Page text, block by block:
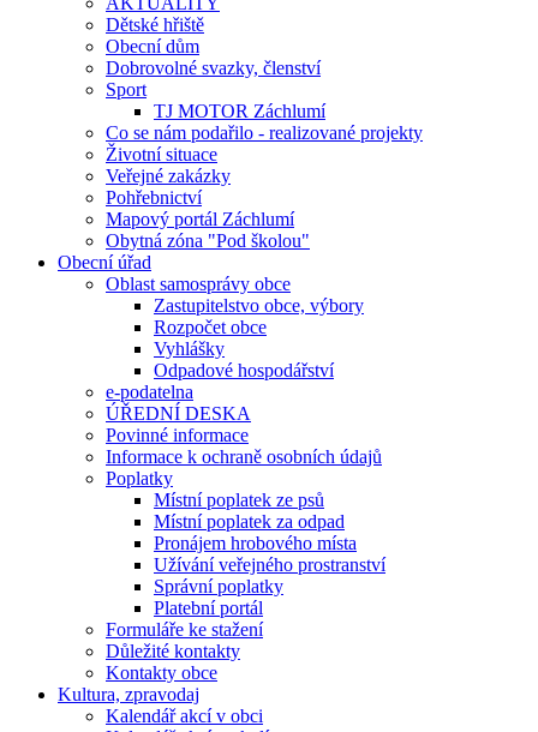
Dětské hřiště
Obecní dům
Dobrovolné svazky, členství
Sport
TJ MOTOR Záchlumí
Co se nám podařilo - realizované projekty
Životní situace
Veřejné zakázky
Pohřebnictví
Mapový portál Záchlumí
Obytná zóna "Pod školou"
Obecní úřad
Oblast samosprávy obce
Zastupitelstvo obce, výbory
Rozpočet obce
Vyhlášky
Odpadové hospodářství
e-podatelna
ÚŘEDNÍ DESKA
Povinné informace
Informace k ochraně osobních údajů
Poplatky
Místní poplatek ze psů
Místní poplatek za odpad
Pronájem hrobového místa
Užívání veřejného prostranství
Správní poplatky
Platební portál
Formuláře ke stažení
Důležité kontakty
Kontakty obce
Kultura, zpravodaj
Kalendář akcí v obci